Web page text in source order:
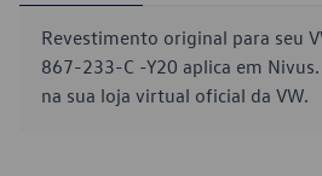
Revestimento original para seu
867-233-C -Y20 aplica em
na sua loja virtual oficial da VW.